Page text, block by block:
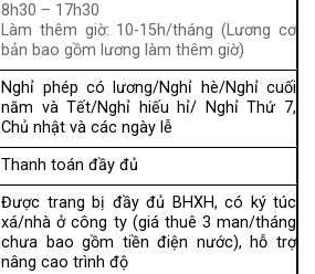
8h30 – 17h30
Làm thêm giờ: 10-15h/tháng (Lương cơ
bản bao gồm lương làm thêm giờ)
Nghỉ phép có lương/Nghỉ hè/Nghỉ cuối
năm và Tết/Nghỉ hiếu hỉ/ Nghỉ Thứ 7,
Chủ nhật và các ngày lễ
Thanh toán đầy đủ
Được trang bị đầy đủ BHXH, có ký túc
xá/nhà ở công ty (giá thuê 3 man/tháng
chưa bao gồm tiền điện nước), hỗ trợ
nâng cao trình độ